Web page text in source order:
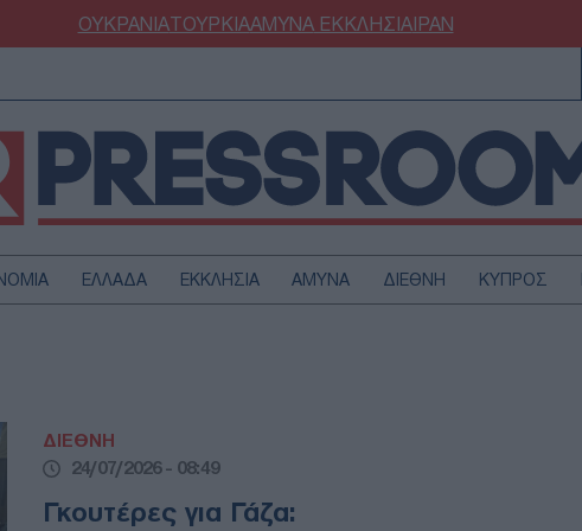
ΟΥΚΡΑΝΙΑΤΟΥΡΚΙΑΑΜΥΝΑΕΚΚΛΗΣΙΑΙΡΑΝ
ΕΛΛΑΔΑ ΕΚΚΛΗΣΙΑ ΑΜΥΝΑ ΔΙΕΘΝΗ ΚΥΠΡΟΣ
ΔΙΕΘΝΗ
24/07/2026 - 08:49
Γκουτέρες για Γάζα: